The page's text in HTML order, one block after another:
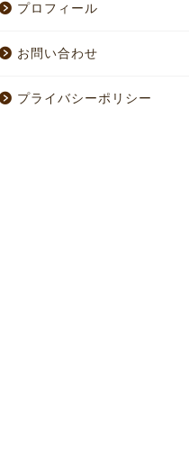
プロフィール
お問い合わせ
プライバシーポリシー